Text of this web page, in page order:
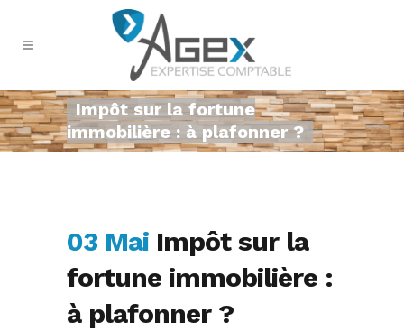
Impôt sur la fortune
immobilière : à plafonner ?
03 Mai Impôt sur la
fortune immobilière :
à plafonner ?